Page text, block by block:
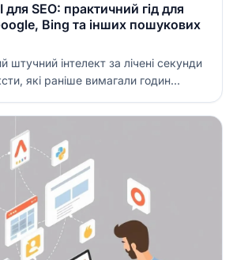
для SEO: практичний гід для
Bing та інших пошукових
штучний інтелект за лічені секунди
які раніше вимагали годин
але й несе в собі ризики:
Google та Bing жорстко
неякісним вмістом і «scaled